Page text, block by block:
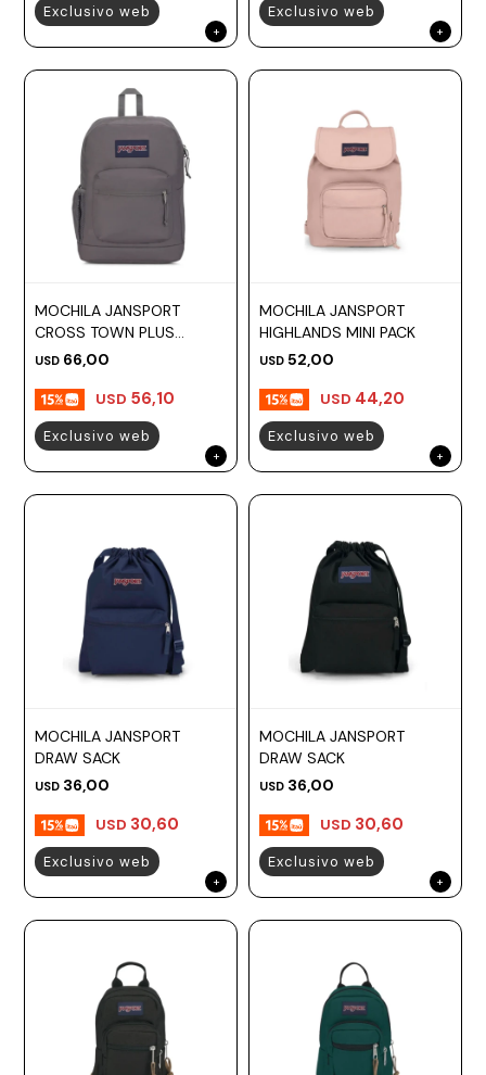
Exclusivo web Exclusivo web
MOCHILA JANSPORT
CROSS TOWN PLUS
GRAPHITE GREY
USD 66,00
USD 56,10
Exclusivo web
MOCHILA JANSPORT
HIGHLANDS MINI PACK
USD 52,00
USD 44,20
Exclusivo web
MOCHILA JANSPORT
DRAW SACK
USD 36,00
USD 30,60
Exclusivo web
MOCHILA JANSPORT
DRAW SACK
USD 36,00
USD 30,60
Exclusivo web